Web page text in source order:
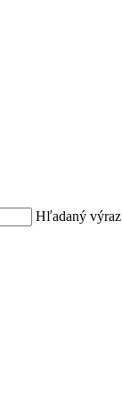
Hľadaný výraz